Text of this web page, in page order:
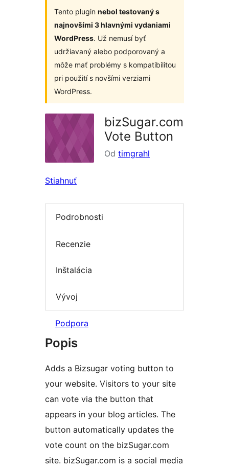
Tento plugin nebol testovaný s
najnovšími 3 hlavnými vydaniami
WordPress. Už nemusí byť
udržiavaný alebo podporovaný a
môže mať problémy s kompatibilitou
pri použití s novšími verziami
WordPress.
bizSugar.com
Vote Button
Od timgrahl
Stiahnuť
Podrobnosti
Recenzie
Inštalácia
Vývoj
Podpora
Popis
Adds a Bizsugar voting button to
your website. Visitors to your site
can vote via the button that
appears in your blog articles. The
button automatically updates the
vote count on the bizSugar.com
site. bizSugar.com is a social media